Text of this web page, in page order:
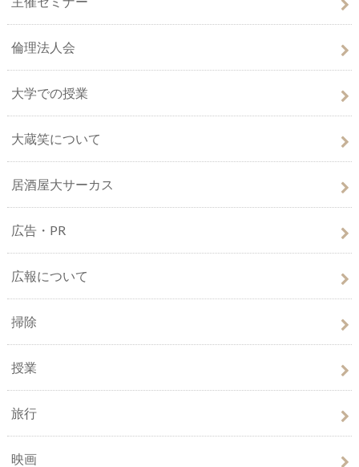
倫理法人会
大学での授業
大蔵笑について
居酒屋大サーカス
広告・PR
広報について
掃除
授業
旅行
映画